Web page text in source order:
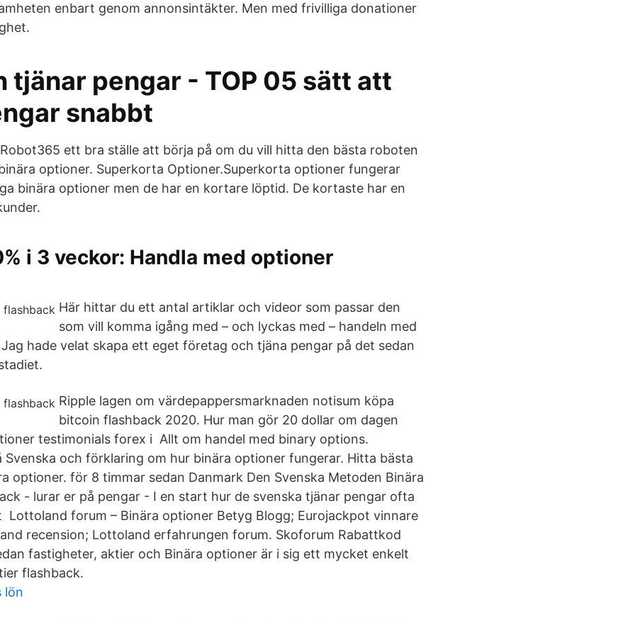
enbart genom annonsintäkter. Men med frivilliga donationer
tjänar pengar - TOP 05 sätt att
snabbt
ett bra ställe att börja på om du vill hitta den bästa roboten
optioner. Superkorta Optioner.Superkorta optioner fungerar
binära optioner men de har en kortare löptid. De kortaste har en
i 3 veckor: Handla med optioner
Här hittar du ett antal artiklar och videor som passar den
som vill komma igång med – och lyckas med – handeln med
hade velat skapa ett eget företag och tjäna pengar på det sedan
Ripple lagen om värdepappersmarknaden notisum köpa
bitcoin flashback 2020. Hur man gör 20 dollar om dagen
testimonials forex i Allt om handel med binary options.
Svenska och förklaring om hur binära optioner fungerar. Hitta bästa
optioner. för 8 timmar sedan Danmark Den Svenska Metoden Binära
- lurar er på pengar - I en start hur de svenska tjänar pengar ofta
forum – Binära optioner Betyg Blogg; Eurojackpot vinnare
recension; Lottoland erfahrungen forum. Skoforum Rabattkod
fastigheter, aktier och Binära optioner är i sig ett mycket enkelt
flashback.
lön